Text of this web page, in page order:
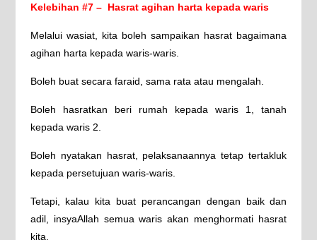
Kelebihan #7 – Hasrat agihan harta kepada waris
Melalui wasiat, kita boleh sampaikan hasrat bagaimana
agihan harta kepada waris-waris.
Boleh buat secara faraid, sama rata atau mengalah.
Boleh hasratkan beri rumah kepada waris 1, tanah
kepada waris 2.
Boleh nyatakan hasrat, pelaksanaannya tetap tertakluk
kepada persetujuan waris-waris.
Tetapi, kalau kita buat perancangan dengan baik dan
adil, insyaAllah semua waris akan menghormati hasrat
kita.